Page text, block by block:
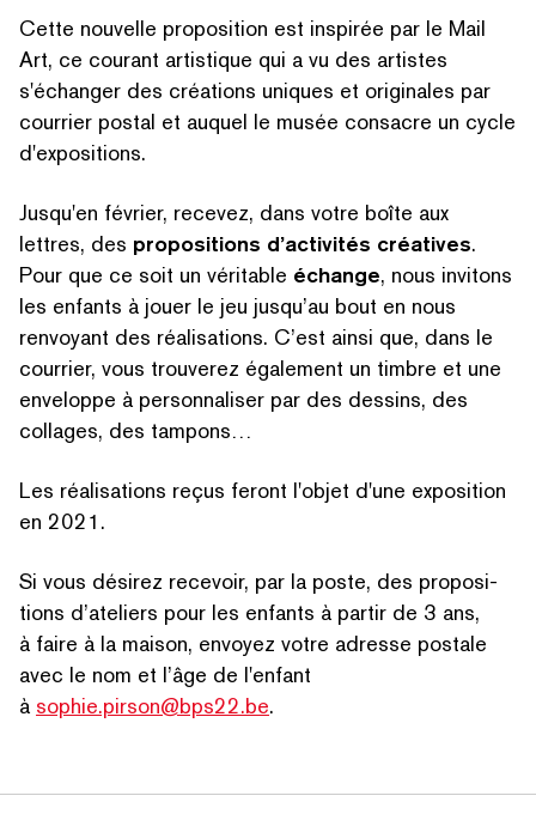
RECHERCHER PAR MOTS-CLÉS
Cette nouvelle proposition est inspirée par le Mail
Art, ce courant artistique qui a vu des artistes
s'échanger des créations uniques et originales par
courrier postal et auquel le musée consacre un cycle
d'expositions.
Jusqu'en février, recevez, dans votre boîte aux
lettres, des propo­si­tions d’activités créatives.
Pour que ce soit un véritable échange, nous invitons
les enfants à jouer le jeu jusqu’au bout en nous
renvoyant des réal­i­sa­tions. C’est ainsi que, dans le
courrier, vous trouverez également un timbre et une
enveloppe à per­son­nalis­er par des dessins, des
collages, des tampons…
Les réal­i­sa­tions reçus feront l'objet d'une exposition
en 2021.
Si vous désirez recevoir, par la poste, des propo­si­
tions d’ateliers pour les enfants à partir de 3 ans,
à faire à la maison, envoyez votre adresse postale
avec le nom et l’âge de l'enfant
à sophie.pirson@bps22.be.